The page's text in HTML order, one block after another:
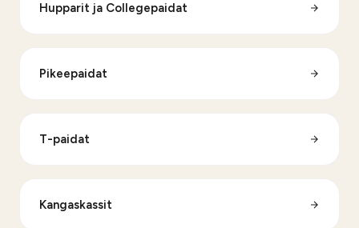
Hupparit ja Collegepaidat
Pikeepaidat
T-paidat
Kangaskassit